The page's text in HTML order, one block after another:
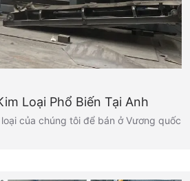
Loại Phổ Biến Tại Anh
của chúng tôi để bán ở Vương quốc